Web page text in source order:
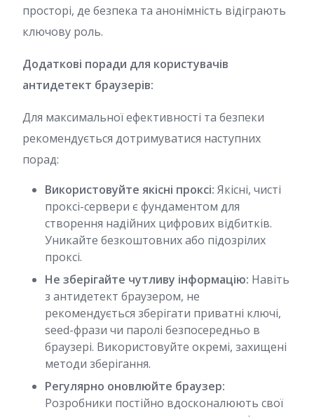
просторі, де безпека та анонімність відіграють
ключову роль.
Додаткові поради для користувачів
антидетект браузерів:
Для максимальної ефективності та безпеки
рекомендується дотримуватися наступних
порад:
Використовуйте якісні проксі: Якісні, чисті
проксі-сервери є фундаментом для
створення надійних цифрових відбитків.
Уникайте безкоштовних або підозрілих
проксі.
Не зберігайте чутливу інформацію: Навіть
з антидетект браузером, не
рекомендується зберігати приватні ключі,
seed-фрази чи паролі безпосередньо в
браузері. Використовуйте окремі, захищені
методи зберігання.
Регулярно оновлюйте браузер:
Розробники постійно вдосконалюють свої